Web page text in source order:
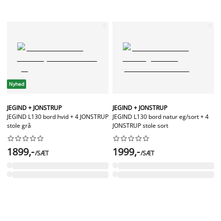
Nyhed
JEGIND + JONSTRUP
JEGIND L130 bord hvid + 4 JONSTRUP
stole grå






1899,-/SÆT
JEGIND + JONSTRUP
JEGIND L130 bord natur eg/sort + 4
JONSTRUP stole sort






1999,-/SÆT